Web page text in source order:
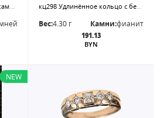
№74 Кольцо с узором без камней. р.16,9 кц298 Удлинённое кольцо с белым овалом
Вес:4.30 г Камни:фианит
191.13
BYN
NEW